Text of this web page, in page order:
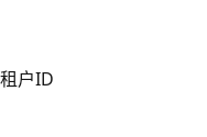
租户ID